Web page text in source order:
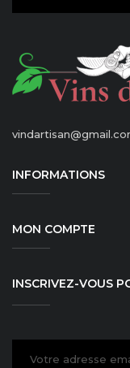
INFORMATIONS
MON COMPTE
INSCRIVEZ-VOUS